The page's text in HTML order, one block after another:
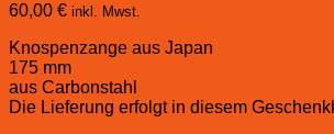
60,00 € inkl. Mwst.
Knospenzange aus Japan
175 mm
aus Carbonstahl
Die Lieferung erfolgt in diesem